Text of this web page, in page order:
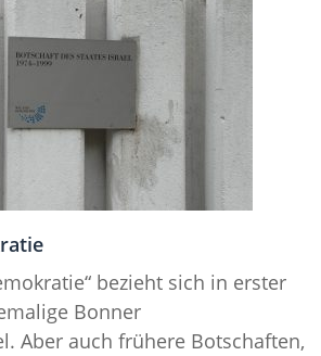
bezieht sich in erster
Bonner
Aber auch frühere Botschaften,